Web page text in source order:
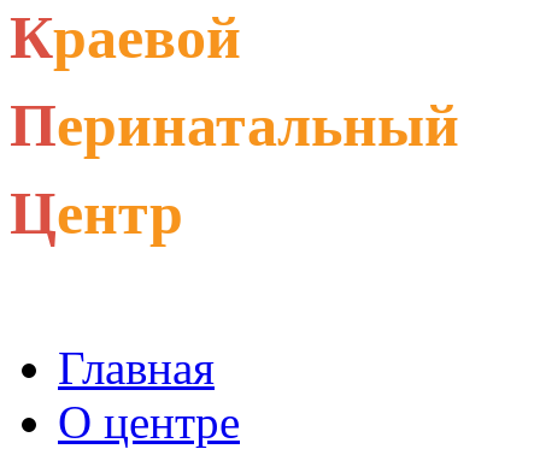
Краевой
Перинатальный
Центр
Главная
О центре